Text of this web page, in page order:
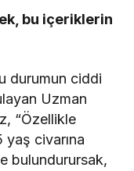
bu içeriklerin
durumun ciddi
Uzman
“Özellikle
civarına
bulundurursak,